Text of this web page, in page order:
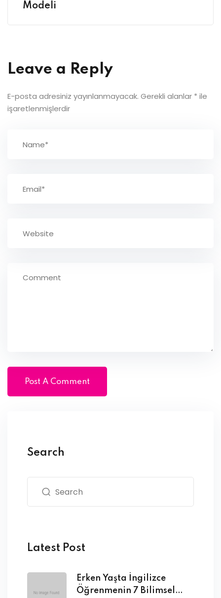
Modeli
Leave a Reply
E-posta adresiniz yayınlanmayacak. Gerekli alanlar * ile
işaretlenmişlerdir
Search
Latest Post
Erken Yaşta İngilizce
Öğrenmenin 7 Bilimsel